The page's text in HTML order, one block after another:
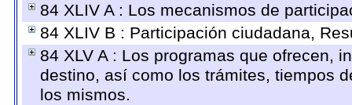
84 XLIV A : Los mecanismos de
84 XLIV B : Participación ciudadana,
84 XLV A : Los programas que ofrecen,
destino, así como los trámites, tiempos
los mismos.